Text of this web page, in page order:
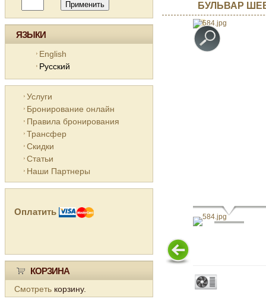
ЯЗЫКИ
English
Русский
Услуги
Бронирование онлайн
Правила бронирования
Трансфер
Скидки
Статьи
Наши Партнеры
Оплатить
КОРЗИНА
Смотреть корзину.
БУЛЬВАР